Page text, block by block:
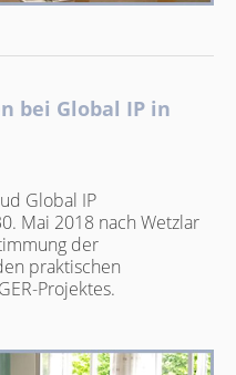
bei Global IP in
Global IP
Mai 2018 nach Wetzlar
der
praktischen
Projektes.